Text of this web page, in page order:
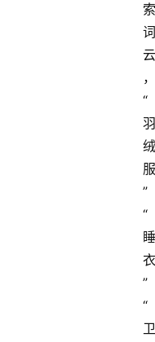
索
词
云
，
“
羽
绒
服
”
“
睡
衣
”
“
卫